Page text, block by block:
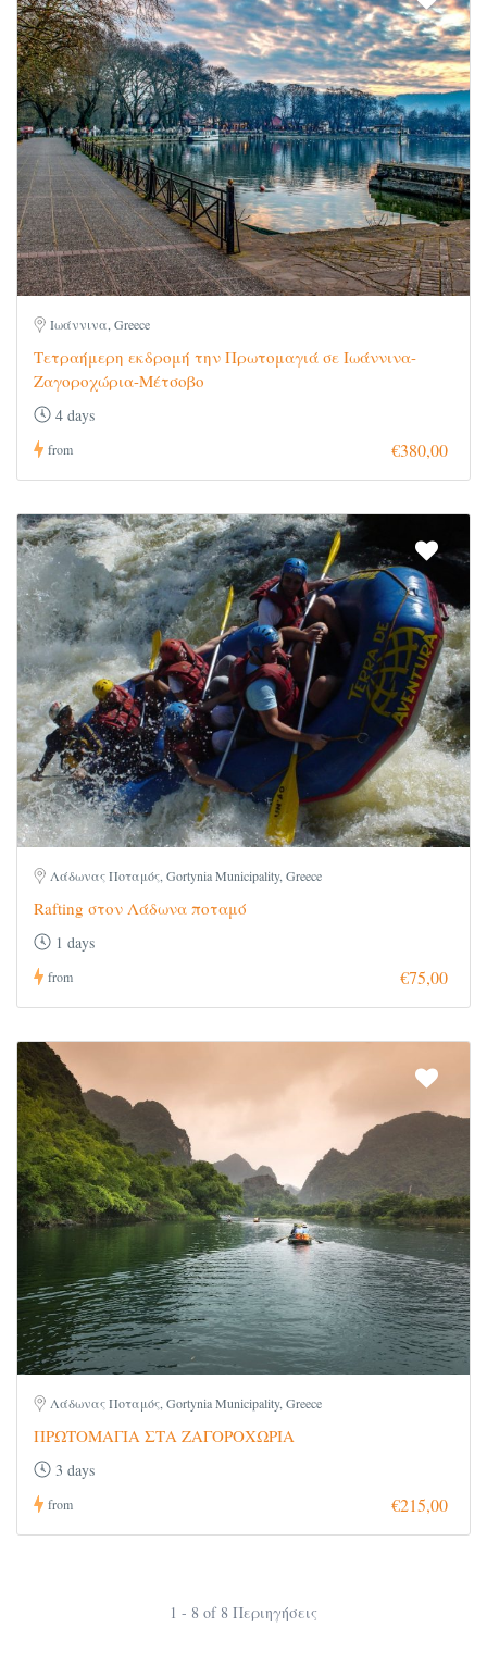
Ιωάννινα, Greece
Τετραήμερη εκδρομή την Πρωτομαγιά σε Ιωάννινα-
Ζαγοροχώρια-Μέτσοβο
4 days
from €380,00
Λάδωνας Ποταμός, Gortynia Municipality, Greece
Rafting στον Λάδωνα ποταμό
1 days
from €75,00
Λάδωνας Ποταμός, Gortynia Municipality, Greece
ΠΡΩΤΟΜΑΓΙΑ ΣΤΑ ΖΑΓΟΡΟΧΩΡΙΑ
3 days
from €215,00
1 - 8 of 8 Περιηγήσεις